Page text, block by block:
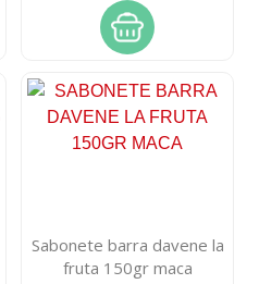
Sabonete barra davene la
fruta 150gr maca